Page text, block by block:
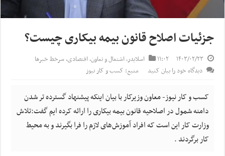
جزئیات اصلاح قانون بیمه بیکاری چیست؟
۱۴۰۳/۰۲/۲۳ ۱۱:۰۲ اسلایدر,اشتغال و تعاون,اقتصادی,سرخط خبرها
دیدگاه خود را بیان کنید
منبع: کسب و کار نیوز
کسب و کار نیوز- معاون وزیرکار با بیان اینکه پیشنهاد گسترده تر شدن
دامنه شمول در اصلاحیه قانون بیمه بیکاری را ارائه کرده ایم گفت:تلاش
وزارت کار این است که افراد آموزش‌های لازم را فرا بگیرند و به محیط
کار برگردند .